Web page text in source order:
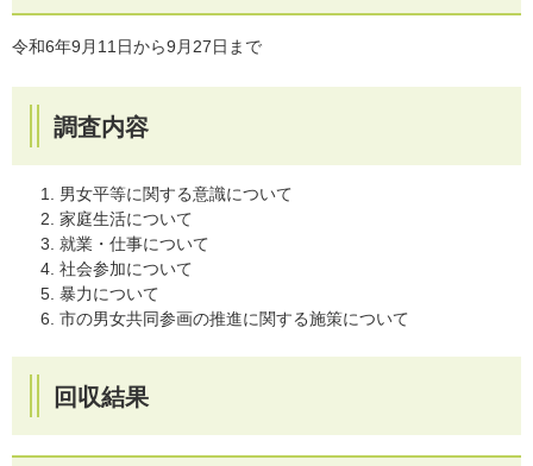
令和6年9月11日から9月27日まで
調査内容
男女平等に関する意識について
家庭生活について
就業・仕事について
社会参加について
暴力について
市の男女共同参画の推進に関する施策について
回収結果